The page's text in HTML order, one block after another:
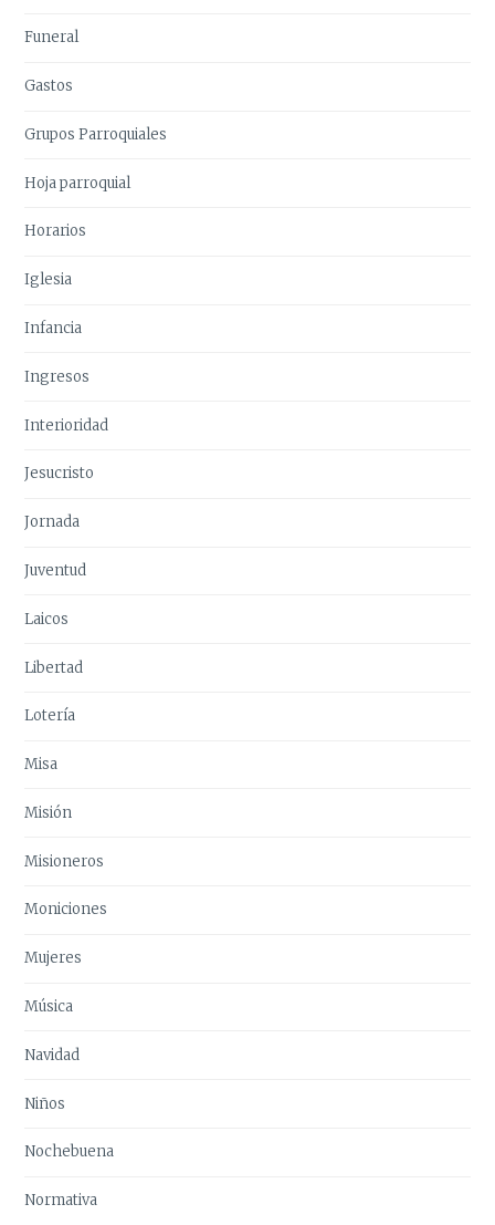
Funeral
Gastos
Grupos Parroquiales
Hoja parroquial
Horarios
Iglesia
Infancia
Ingresos
Interioridad
Jesucristo
Jornada
Juventud
Laicos
Libertad
Lotería
Misa
Misión
Misioneros
Moniciones
Mujeres
Música
Navidad
Niños
Nochebuena
Normativa